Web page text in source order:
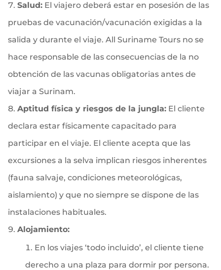
Salud:El viajero deberá estar en posesión de las
pruebas de vacunación/vacunación exigidas a la
salida y durante el viaje. All Suriname Tours no se
hace responsable de las consecuencias de la no
obtención de las vacunas obligatorias antes de
viajar a Surinam.
Aptitud física y riesgos de la jungla:El cliente
declara estar físicamente capacitado para
participar en el viaje. El cliente acepta que las
excursiones a la selva implican riesgos inherentes
(fauna salvaje, condiciones meteorológicas,
aislamiento) y que no siempre se dispone de las
instalaciones habituales.
Alojamiento:
En los viajes ‘todo incluido’, el cliente tiene
derecho a una plaza para dormir por persona.